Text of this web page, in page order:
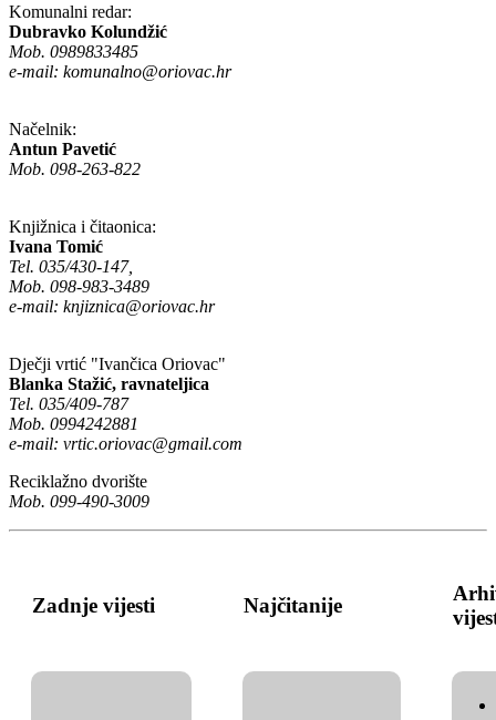
Komunalni redar:
Dubravko Kolundžić
Mob. 0989833485
e-mail: komunalno@oriovac.hr
Načelnik:
Antun Pavetić
Mob. 098-263-822
Knjižnica i čitaonica:
Ivana Tomić
Tel. 035/430-147,
Mob. 098-983-3489
e-mail: knjiznica@oriovac.hr
Dječji vrtić "Ivančica Oriovac"
Blanka Stažić, ravnateljica
Tel. 035/409-787
Mob. 0994242881
e-mail: vrtic.oriovac@gmail.com
Reciklažno dvorište
Mob. 099-490-3009
Zadnje vijesti Najčitanije